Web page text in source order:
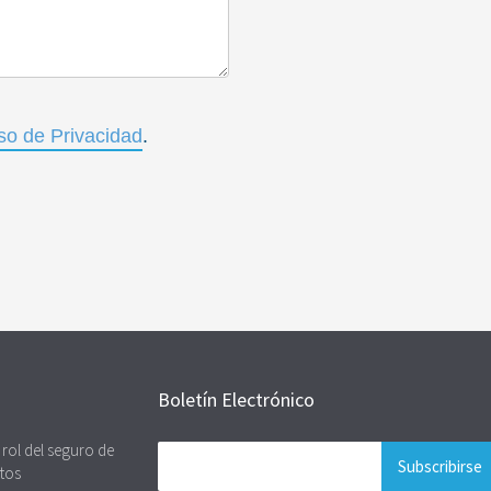
de Privacidad.
del seguro de
Boletín Electrónico